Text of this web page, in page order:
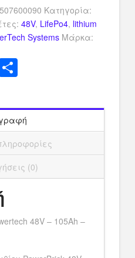
Κατηγορία:
48V, LifePo4, lithium
Systems Μάρκα:
(0)
48V – 105Ah –